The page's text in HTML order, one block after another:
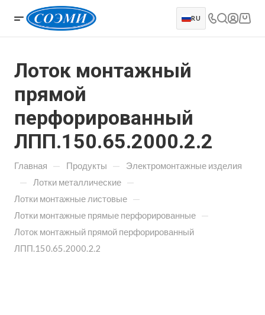
RU
Лоток монтажный
прямой
перфорированный
ЛПП.150.65.2000.2.2
Главная — Продукты — Электромонтажные изделия
— Лотки металлические —
Лотки монтажные листовые —
Лотки монтажные прямые перфорированные —
Лоток монтажный прямой перфорированный
ЛПП.150.65.2000.2.2